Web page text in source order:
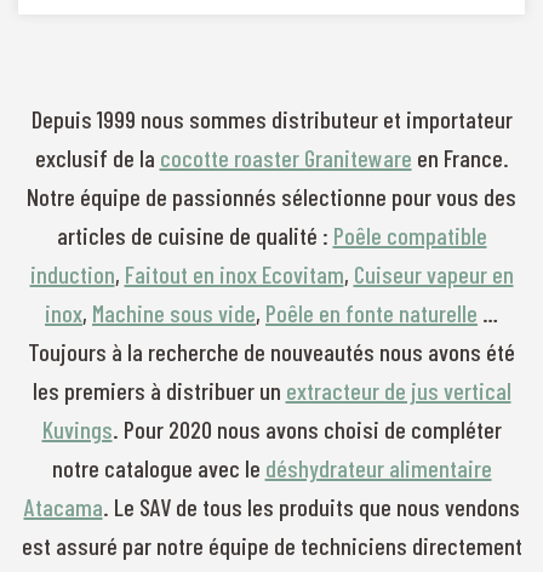
Depuis 1999 nous sommes distributeur et importateur
exclusif de la cocotte roaster Graniteware en France.
Notre équipe de passionnés sélectionne pour vous des
articles de cuisine de qualité : Poêle compatible
induction, Faitout en inox Ecovitam, Cuiseur vapeur en
inox, Machine sous vide, Poêle en fonte naturelle …
Toujours à la recherche de nouveautés nous avons été
les premiers à distribuer un extracteur de jus vertical
Kuvings. Pour 2020 nous avons choisi de compléter
notre catalogue avec le déshydrateur alimentaire
Atacama. Le SAV de tous les produits que nous vendons
est assuré par notre équipe de techniciens directement